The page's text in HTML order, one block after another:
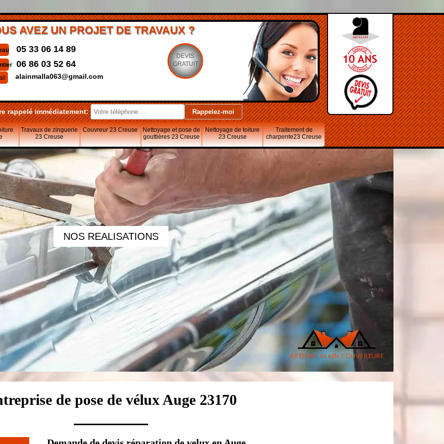
AVEZ UN PROJET DE TRAVAUX ?
05 33 06 14 89
06 86 03 52 64
alainmalla063@gmail.com
DEVIS
GRATUIT
rappelé immédiatement:
Travaux de zinguerie
23 Creuse
Couvreur 23 Creuse
Nettoyage et pose de
gouttières 23 Creuse
Nettoyage de toiture
23 Creuse
Traitement de
charpente23 Creuse
NOS REALISATIONS
de pose de vélux Auge 23170